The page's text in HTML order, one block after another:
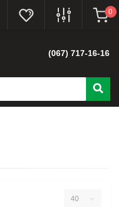
0
(067) 717-16-16